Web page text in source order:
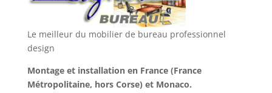
Le meilleur du mobilier de bureau professionnel
design
Montage et installation en France (France
Métropolitaine, hors Corse) et Monaco.